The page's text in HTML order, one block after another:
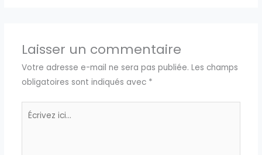
Laisser un commentaire
Votre adresse e-mail ne sera pas publiée. Les champs
obligatoires sont indiqués avec *
Écrivez